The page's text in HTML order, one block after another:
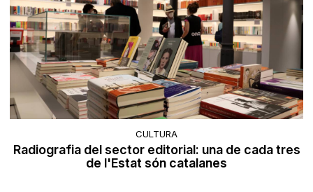
CULTURA
Radiografia del sector editorial: una de cada tres
de l'Estat són catalanes